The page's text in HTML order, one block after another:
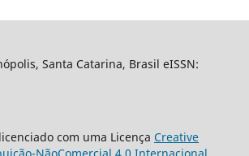
Santa Catarina, Brasil eISSN:
com uma Licença Creative